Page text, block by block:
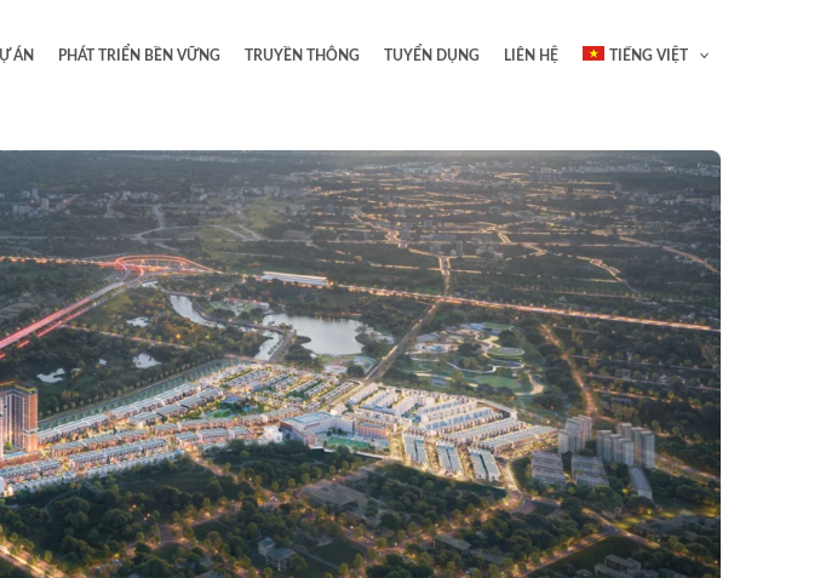
ÁN PHÁT TRIỂN BỀN VỮNG TRUYỀN THÔNG TUYỂN DỤNG LIÊN HỆ TIẾNG VIỆT